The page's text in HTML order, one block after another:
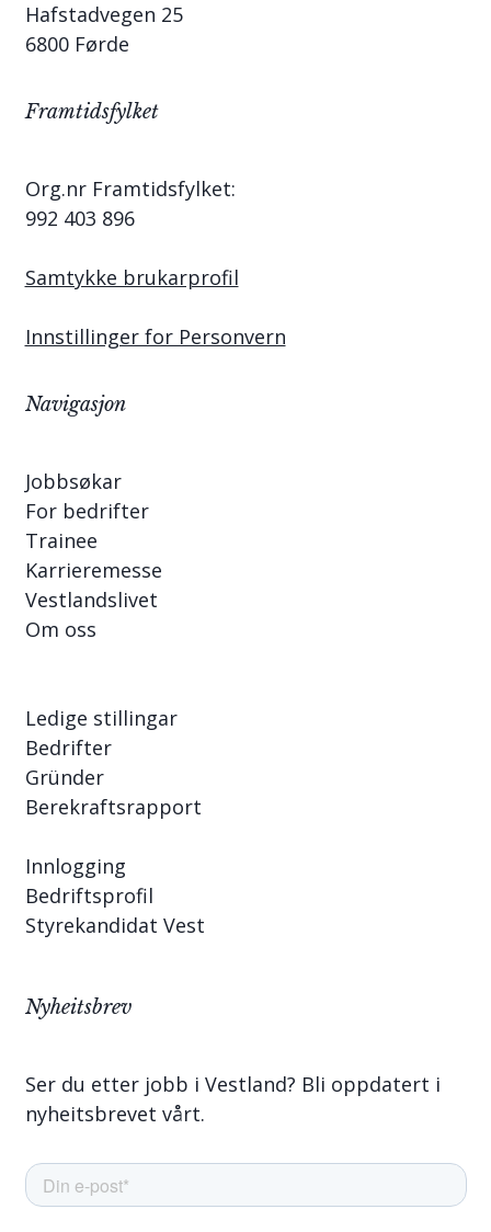
Hafstadvegen 25
6800 Førde
Framtidsfylket
Org.nr Framtidsfylket:
992 403 896
Samtykke brukarprofil
Innstillinger for Personvern
Navigasjon
Jobbsøkar
For bedrifter
Trainee
Karrieremesse
Vestlandslivet
Om oss
Ledige stillingar
Bedrifter
Gründer
Berekraftsrapport
Innlogging
Bedriftsprofil
Styrekandidat Vest
Nyheitsbrev
Ser du etter jobb i Vestland? Bli oppdatert i
nyheitsbrevet vårt.